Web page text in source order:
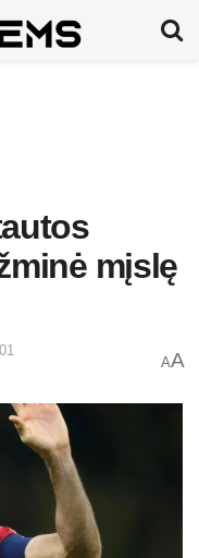
mįslę
AA